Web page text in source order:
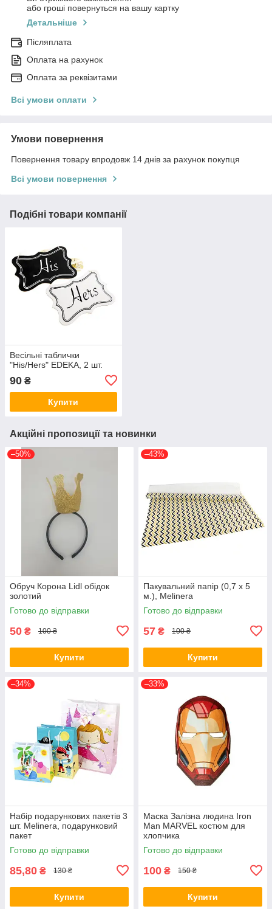
або гроші повернуться на вашу картку
Детальніше
Післяплата
Оплата на рахунок
Оплата за реквізитами
Всі умови оплати
Умови повернення
Повернення товару впродовж 14 днів за рахунок покупця
Всі умови повернення
Подібні товари компанії
Весільні таблички
"His/Hers" EDEKA, 2 шт.
90 ₴
Купити
Акційні пропозиції та новинки
–50%
Обруч Корона Lidl обідок
золотий
Готово до відправки
50 ₴ 100 ₴
Купити
–43%
Пакувальний папір (0,7 х 5
м.), Melinera
Готово до відправки
57 ₴ 100 ₴
Купити
–34%
Набір подарункових пакетів 3
шт. Melinera, подарунковий
пакет
Готово до відправки
85,80 ₴ 130 ₴
Купити
–33%
Маска Залізна людина Iron
Man MARVEL костюм для
хлопчика
Готово до відправки
100 ₴ 150 ₴
Купити